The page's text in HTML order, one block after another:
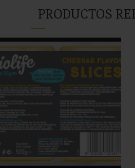
PRODUCTOS